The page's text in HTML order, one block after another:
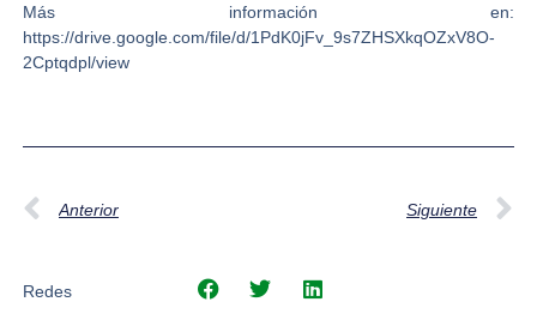
Más información en:
https://drive.google.com/file/d/1PdK0jFv_9s7ZHSXkqOZxV8O-
2Cptqdpl/view
Anterior Siguiente
Redes